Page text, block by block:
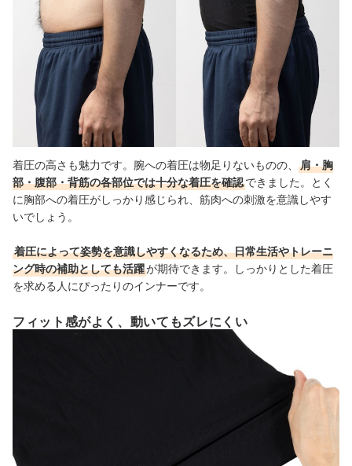
着圧の高さも魅力です。腕への着圧は物足りないものの、
肩・胸
部・腹部・背筋の各部位では十分な着圧を確認できました。とく
に胸部への着圧がしっかり感じられ、筋肉への刺激を意識しやす
いでしょう。
着圧によって姿勢を意識しやすくなるため、日常生活やトレーニ
ング時の補助としても活躍が期待できます。しっかりとした着圧
を求める人にぴったりのインナーです。
フィット感がよく、動いてもズレにくい